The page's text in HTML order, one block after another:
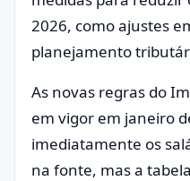
2026, como ajustes
planejamento
As novas regras do
em vigor em janeiro
imediatamente os
na fonte, mas a